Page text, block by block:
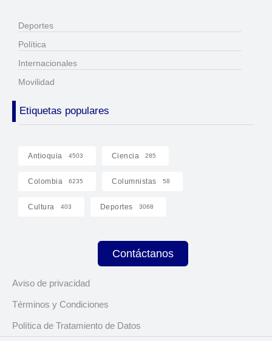
Deportes
Política
Internacionales
Movilidad
Etiquetas populares
Antioquia 4503 Ciencia 285
Colombia 6235 Columnistas 58
Cultura 403 Deportes 3068
Contáctanos
Aviso de privacidad
Términos y Condiciones
Política de Tratamiento de Datos